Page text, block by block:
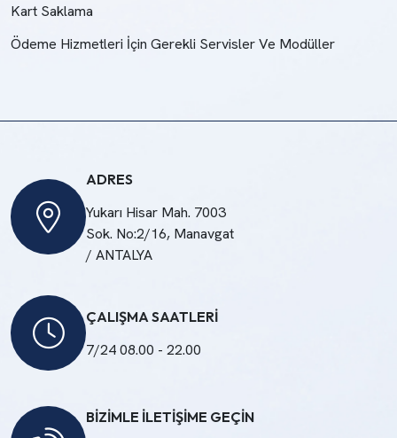
Kart Saklama
Ödeme Hizmetleri İçin Gerekli Servisler Ve Modüller
ADRES
Yukarı Hisar Mah. 7003
Sok. No:2/16, Manavgat
/ ANTALYA
ÇALIŞMA SAATLERİ
7/24 08.00 - 22.00
BİZİMLE İLETİŞİME GEÇİN